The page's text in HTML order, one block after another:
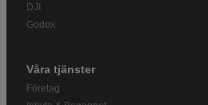
DJI
Godox
Våra tjänster
Företag